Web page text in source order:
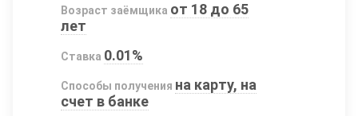
Возраст заёмщика от 18 до 65
лет
Ставка 0.01%
Способы получения на карту, на
счет в банке